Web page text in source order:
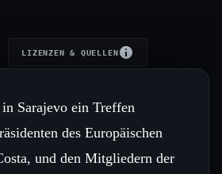
LIZENZEN & QUELLEN
Sarajevo ein Treffen
des Europäischen
und den Mitgliedern der